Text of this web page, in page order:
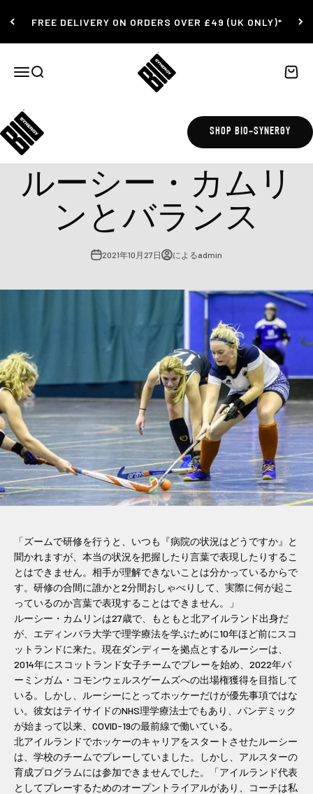
FREE DELIVERY ON ORDERS OVER £49 (UK ONLY)*
ナビゲーションメニューを開く
検索を開く
Bio-Synergy
カー
SHOP BIO-SYNERGY
athlete interview
ルーシー・カムリ
ンとバランス
2021年10月27日 によるadmin
「ズームで研修を行うと、いつも『病院の状況はどうですか』と
聞かれますが、本当の状況を把握したり言葉で表現したりするこ
とはできません。相手が理解できないことは分かっているからで
す。研修の合間に誰かと2分間おしゃべりして、実際に何が起こ
っているのか言葉で表現することはできません。」
ルーシー・カムリンは27歳で、もともと北アイルランド出身だ
が、エディンバラ大学で理学療法を学ぶために10年ほど前にスコ
ットランドに来た。現在ダンディーを拠点とするルーシーは、
2014年にスコットランド女子チームでプレーを始め、2022年バ
ーミンガム・コモンウェルスゲームズへの出場権獲得を目指して
いる。しかし、ルーシーにとってホッケーだけが優先事項ではな
い。彼女はテイサイドのNHS理学療法士でもあり、パンデミック
が始まって以来、COVID-19の最前線で働いている。
北アイルランドでホッケーのキャリアをスタートさせたルーシー
は、学校のチームでプレーしていました。しかし、アルスターの
育成プログラムには参加できませんでした。「アイルランド代表
としてプレーするためのオープントライアルがあり、コーチは私